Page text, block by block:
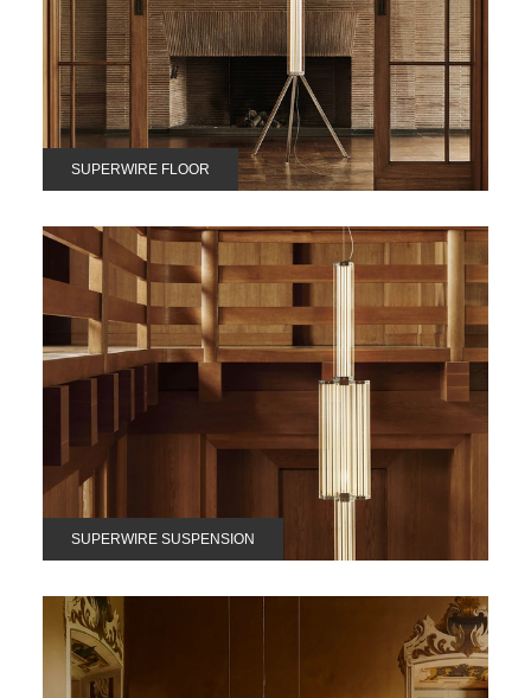
SUPERWIRE FLOOR
SUPERWIRE SUSPENSION